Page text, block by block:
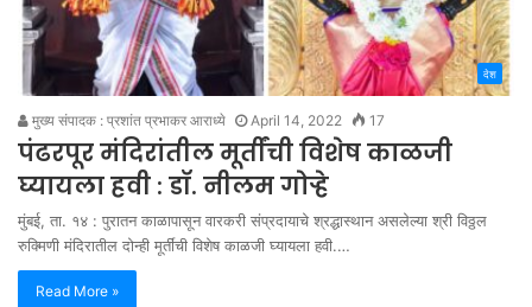
देश
मुख्य संपादक : प्रशांत प्रभाकर आराध्ये April 14, 2022 17
पंढरपूर मंदिरांतील मूर्तींची विशेष काळजी
घ्यायला हवी : डॉ. नीलम गोऱ्हे
मुंबई, ता. १४ : पुरातन काळापासून वारकरी संप्रदायाचे श्रद्धास्थान असलेल्या श्री विठ्ठल
रुक्मिणी मंदिरातील दोन्ही मूर्तींची विशेष काळजी घ्यायला हवी.…
Read More »